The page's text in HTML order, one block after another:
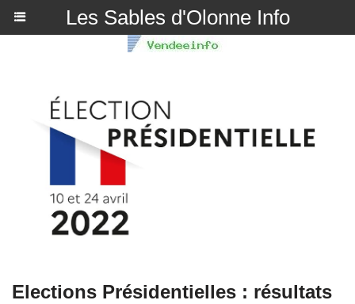
Les Sables d'Olonne Info
Elections Présidentielles : résultats